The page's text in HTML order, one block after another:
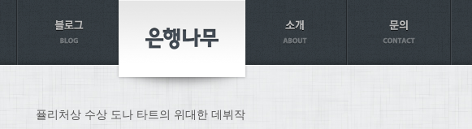
퓰리처상 수상 도나 타트의 위대한 데뷔작